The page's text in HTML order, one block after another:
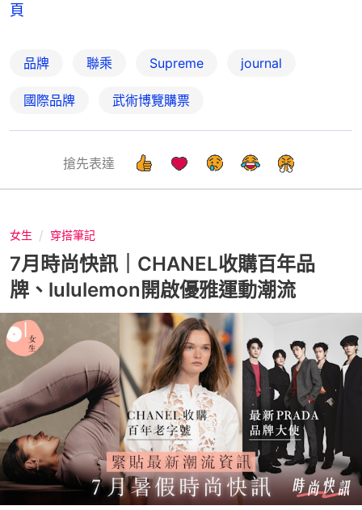
頁
品牌 聯乘 Supreme journal
國際品牌 武術博覽購票
搶先表達
女生 穿搭筆記
7月時尚快訊｜CHANEL收購百年品
牌、lululemon開啟優雅運動潮流